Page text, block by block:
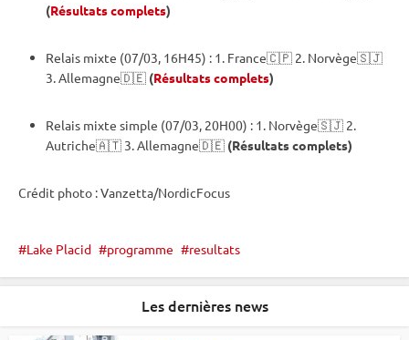
(Résultats complets)
Relais mixte (07/03, 16H45) : 1. France🇨🇵 2. Norvège🇸🇯
3. Allemagne🇩🇪 (Résultats complets)
Relais mixte simple (07/03, 20H00) : 1. Norvège🇸🇯 2.
Autriche🇦🇹 3. Allemagne🇩🇪 (Résultats complets)
Crédit photo : Vanzetta/NordicFocus
Lake Placid programme resultats
Les dernières news